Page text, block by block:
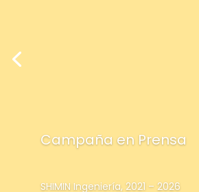
Campaña en Prensa
SHIMIN Ingeniería, 2021 – 2026